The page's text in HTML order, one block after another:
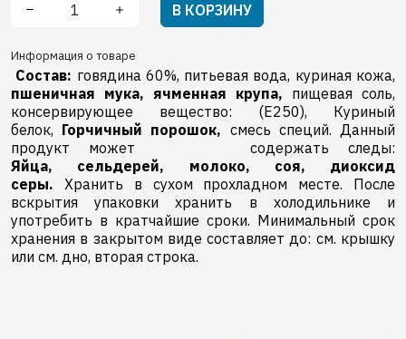
В КОРЗИНУ
Информация о товаре
Состав: говядина 60%, питьевая вода, куриная кожа,
пшеничная мука, ячменная крупа, пищевая соль,
консервирующее вещество: (E250), Куриный
белок, Горчичный порошок, смесь специй. Данный
продукт может содержать следы:
Яйца, сельдерей, молоко, соя, диоксид
серы. Хранить в сухом прохладном месте. После
вскрытия упаковки хранить в холодильнике и
употребить в кратчайшие сроки. Минимальный срок
хранения в закрытом виде составляет до: см. крышку
или см. дно, вторая строка.